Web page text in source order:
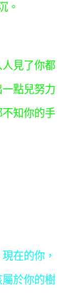
。
見了你都
點兒努力
知你的手
在的你，
於你的樹